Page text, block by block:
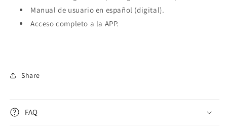
Manual de usuario en español (digital).
Acceso completo a la APP.
Share
FAQ